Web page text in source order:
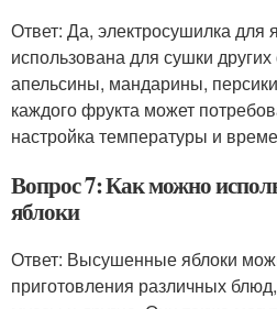
Ответ: Да, электросушилка для
использована для сушки других
апельсины, мандарины,
каждого фрукта может
настройка температуры и
Вопрос 7: Как можно
яблоки
Ответ: Высушенные яблоки
приготовления различных